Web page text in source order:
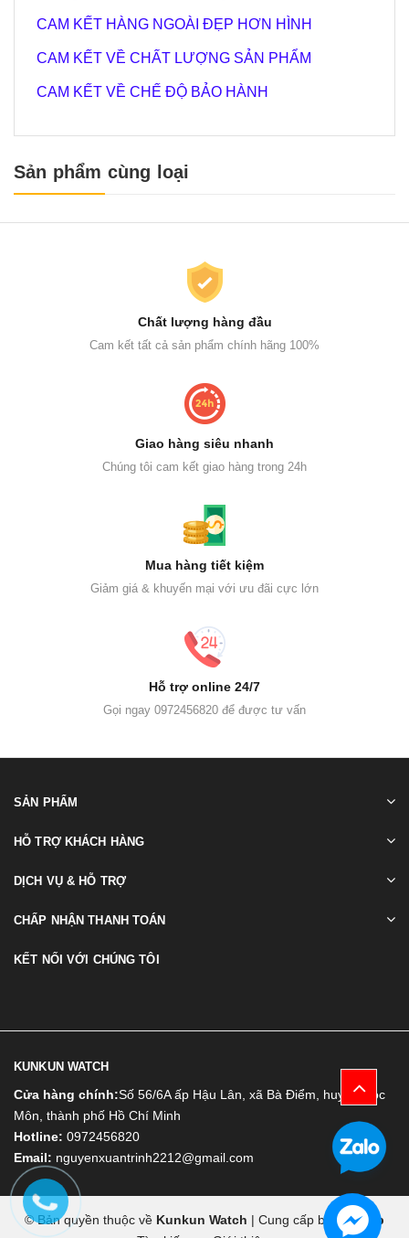
CAM KẾT HÀNG NGOÀI ĐẸP HƠN HÌNH
CAM KẾT VỀ CHẤT LƯỢNG SẢN PHẨM
CAM KẾT VỀ CHẾ ĐỘ BẢO HÀNH
Sản phẩm cùng loại
Chất lượng hàng đầu
Cam kết tất cả sản phẩm chính hãng 100%
Giao hàng siêu nhanh
Chúng tôi cam kết giao hàng trong 24h
Mua hàng tiết kiệm
Giảm giá & khuyến mại với ưu đãi cực lớn
Hỗ trợ online 24/7
Gọi ngay 0972456820 để được tư vấn
SẢN PHẨM
HỖ TRỢ KHÁCH HÀNG
DỊCH VỤ & HỖ TRỢ
CHẤP NHẬN THANH TOÁN
KẾT NỐI VỚI CHÚNG TÔI
KUNKUN WATCH
Cửa hàng chính:Số 56/6A ấp Hậu Lân, xã Bà Điểm, huyện Hóc
Môn, thành phố Hồ Chí Minh
Hotline: 0972456820
Email: nguyenxuantrinh2212@gmail.com
© Bản quyền thuộc về Kunkun Watch | Cung cấp bởi Bizweb